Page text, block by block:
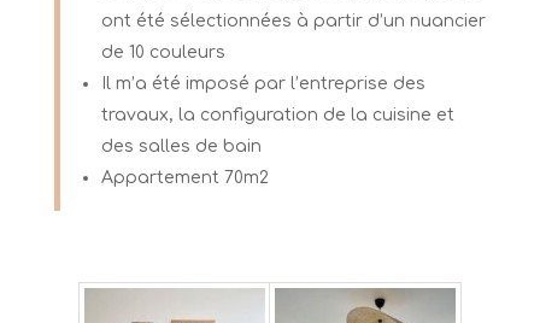
ont été sélectionnées à partir d’un nuancier
de 10 couleurs
Il m’a été imposé par l’entreprise des
travaux, la configuration de la cuisine et
des salles de bain
Appartement 70m2